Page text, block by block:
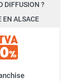
DIFFUSION ?
EN ALSACE